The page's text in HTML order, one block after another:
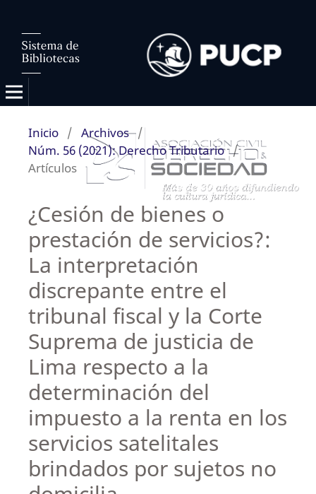
Inicio / Archivos /
Núm. 56 (2021): Derecho Tributario /
Artículos
¿Cesión de bienes o
prestación de servicios?:
La interpretación
discrepante entre el
tribunal fiscal y la Corte
Suprema de justicia de
Lima respecto a la
determinación del
impuesto a la renta en los
servicios satelitales
brindados por sujetos no